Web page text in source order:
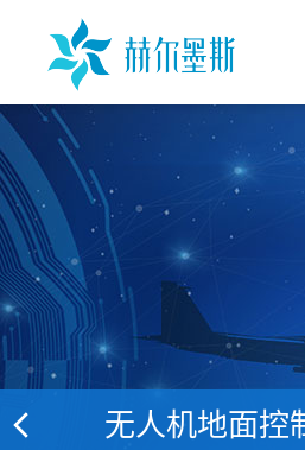
无人机地面控